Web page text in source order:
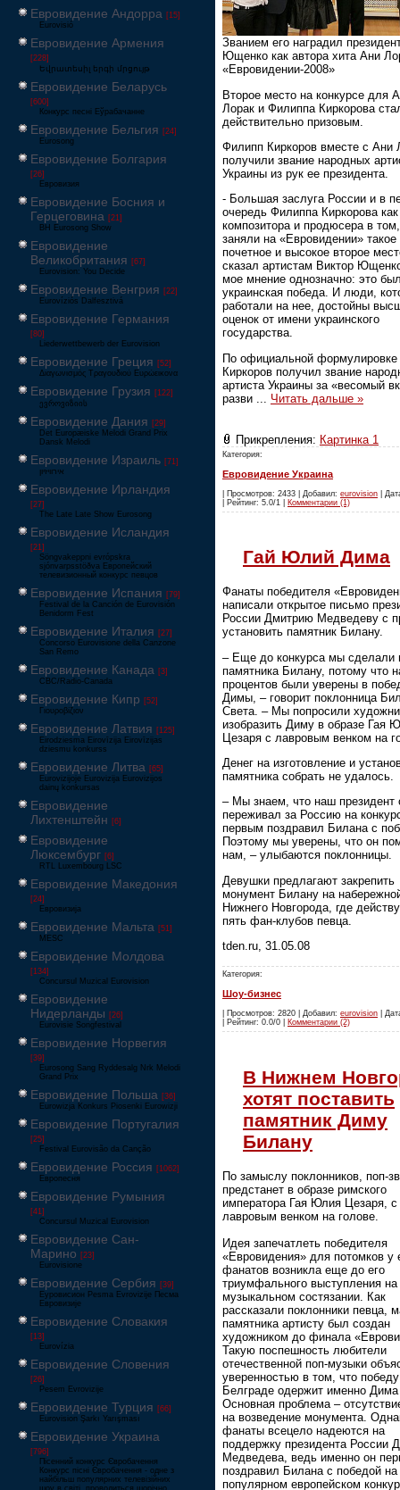
Евровидение Андорра [15]
Eurovisió
Евровидение Армения
[228]
Եվրատեսիլ երգի մրցույթ
Евровидение Беларусь
[600]
Конкурс песні Еўрабачанне
Евровидение Бельгия [24]
Eurosong
Евровидение Болгария
[26]
Евровизия
Евровидение Босния и
Герцеговина [21]
BH Eurosong Show
Евровидение
Великобритания [67]
Eurovision: You Decide
Евровидение Венгрия [22]
Eurovíziós Dalfesztivá
Евровидение Германия
[80]
Liederwettbewerb der Eurovision
Евровидение Греция [52]
Διαγωνισμός Τραγουδιού Ευρώεικονα
Евровидение Грузия [122]
ევროვიზიის
Евровидение Дания [29]
Det Europæiske Melodi Grand Prix
Dansk Melodi
Евровидение Израиль [71]
‏אירוויזיון
Евровидение Ирландия
[27]
The Late Late Show Eurosong
Евровидение Исландия
[21]
Söngvakeppni evrópskra
sjónvarpsstöðva Европейский
телевизионный конкурс певцов
Евровидение Испания [79]
Festival de la Canción de Eurovisión
Benidorm Fest
Евровидение Италия [27]
Concorso Eurovisione della Canzone
San Remo
Евровидение Канада [3]
CBC/Radio-Canada
Евровидение Кипр [52]
Γιουροβίζιον
Евровидение Латвия [125]
Eirodziesma Eirovīzija Eirovīzijas
dziesmu konkurss
Евровидение Литва [65]
Eurovizijoje Eurovizija Eurovizijos
dainų konkursas
Евровидение
Лихтенштейн [6]
Евровидение
Люксембург [6]
RTL Luxembourg LSC
Евровидение Македония
[24]
Евровизија
Евровидение Мальта [51]
MESC
Евровидение Молдова
[134]
Concursul Muzical Eurovision
Евровидение
Нидерланды [26]
Eurovisie Songfestival
Евровидение Норвегия
[39]
Eurosong Sang Ryddesalg Nrk Melodi
Grand Prix
Евровидение Польша [36]
Eurowizja Konkurs Piosenki Eurowizji
Евровидение Португалия
[25]
Festival Eurovisão da Canção
Евровидение Россия [1062]
Европесня
Евровидение Румыния
[41]
Concursul Muzical Eurovision
Евровидение Сан-
Марино [23]
Eurovisione
Евровидение Сербия [39]
Еуровисион Pesma Evrovizije Песма
Евровизије
Евровидение Словакия
[13]
Eurovízia
Евровидение Словения
[26]
Pesem Evrovizije
Евровидение Турция [66]
Eurovision Şarkı Yarışması
Евровидение Украина
[796]
Пісенний конкурс Євробачення
Конкурс пісні Євробачення - одне з
найбільш популярних телевізійних
шоу в світі, проводиться щорічно,
Званием его наградил
Ющенко как автора хита Ани
«Евровидении-2008»
Второе место на конкурсе для
Лорак и Филиппа Киркорова
действительно призовым.
Филипп Киркоров вместе с Ани
получили звание народных
Украины из рук ее президента.
- Большая заслуга России и в
очередь Филиппа Киркорова как
композитора и продюсера в
заняли на «Евровидении» такое
почетное и высокое второе
сказал артистам Виктор
мое мнение однозначно: это
украинская победа. И люди,
работали на нее, достойны
оценок от имени украинского
государства.
По официальной формулировке
Киркоров получил звание
артиста Украины за «весомый
разви
Читать дальше »
Прикрепления: Картинка 1
Категория:
Евровидение Украина
| Просмотров: 2433 | Добавил: eurovision |
| Рейтинг: 5.0/1 | Комментарии (1)
Гай Юлий Дима
Фанаты победителя
написали открытое письмо
России Дмитрию Медведеву с
установить памятник Билану.
– Еще до конкурса мы сделали
памятника Билану, потому что
процентов были уверены в
Димы, – говорит поклонница
Света. – Мы попросили
изобразить Диму в образе Гая
Цезаря с лавровым венком на
Денег на изготовление и
памятника собрать не удалось.
– Мы знаем, что наш президент
переживал за Россию на
первым поздравил Билана с
Поэтому мы уверены, что он
нам, – улыбаются поклонницы.
Девушки предлагают закрепить
монумент Билану на
Нижнего Новгорода, где
пять фан-клубов певца.
tden.ru, 31.05.08
Категория:
Шоу-бизнес
| Просмотров: 2820 | Добавил: eurovision |
| Рейтинг: 0.0/0 | Комментарии (2)
В Нижнем
хотят поставить
памятник Диму
Билану
По замыслу поклонников, поп-
предстанет в образе римского
императора Гая Юлия Цезаря, с
лавровым венком на голове.
Идея запечатлеть победителя
«Евровидения» для потомков у
фанатов возникла еще до его
триумфального выступления на
музыкальном состязании. Как
рассказали поклонники певца,
памятника артисту был создан
художником до финала
Такую поспешность любители
отечественной поп-музыки
уверенностью в том, что
Белграде одержит именно
Основная проблема –
на возведение монумента.
фанаты всецело надеются на
поддержку президента России
Медведева, ведь именно он
поздравил Билана с победой на
популярном европейском